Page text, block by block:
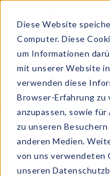
Diese Website
Computer. Diese
um Informationen
mit unserer Website
verwenden diese
Browser-Erfahrung zu
anzupassen, sowie
zu unseren
anderen Medien.
von uns verwendeten
unseren